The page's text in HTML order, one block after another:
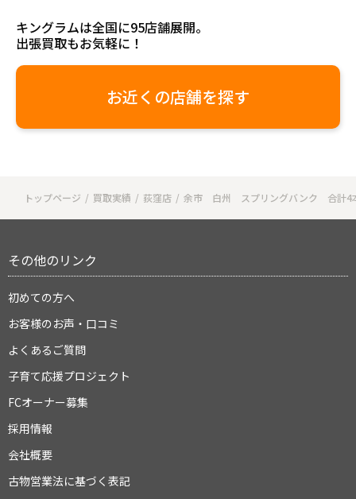
キングラムは全国に95店舗展開。
出張買取もお気軽に！
お近くの店舗を探す
トップページ 買取実績 荻窪店 余市 白州 スプリングバンク 合計4
その他のリンク
初めての方へ
お客様のお声・口コミ
よくあるご質問
子育て応援プロジェクト
FCオーナー募集
採用情報
会社概要
古物営業法に基づく表記